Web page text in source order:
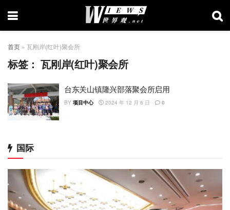
首页 » 瓦刚岸(红叶)聚会所
标签：瓦刚岸(红叶)聚会所
台东关山镇隆兴部落聚会所启用
BY 项目中心 2024 年 12 月 6 日 0
国际